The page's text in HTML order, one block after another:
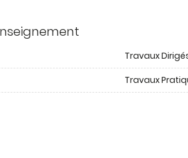
Travaux
Travaux